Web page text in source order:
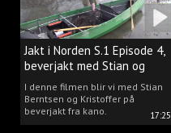
17:25
Jakt i Norden S.1 Episode 4,
beverjakt med Stian og
Kristoffer
I denne filmen blir vi med Stian
Berntsen og Kristoffer på
beverjakt fra kano.